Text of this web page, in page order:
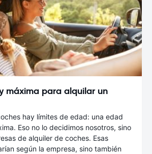
máxima para alquilar un
hay límites de edad: una edad
Eso no lo decidimos nosotros, sino
de alquiler de coches. Esas
según la empresa, sino también